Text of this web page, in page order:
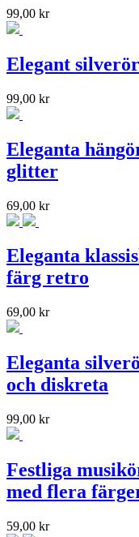
99,00 kr
Elegant
99,00 kr
Eleganta
glitter
69,00 kr
Eleganta
färg retro
69,00 kr
Eleganta
och diskreta
99,00 kr
Festliga
med flera
59,00 kr